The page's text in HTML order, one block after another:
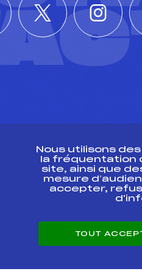
ESPACE PRESSE
Nous utilisons
la fréquentation
site, ainsi que
mesure
accepter,
TOUT